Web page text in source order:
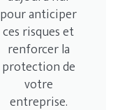
pour anticiper
ces risques et
renforcer la
protection de
votre
entreprise.